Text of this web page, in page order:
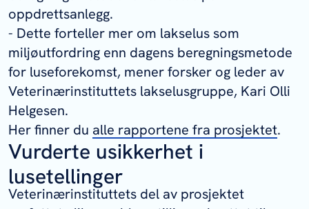
oppdrettsanlegg.
- Dette forteller mer om lakselus som
miljøutfordring enn dagens beregningsmetode
for luseforekomst, mener forsker og leder av
Veterinærinstituttets lakselusgruppe, Kari Olli
Helgesen.
Her finner du alle rapportene fra prosjektet.
Vurderte usikkerhet i
lusetellinger
Veterinærinstituttets del av prosjektet